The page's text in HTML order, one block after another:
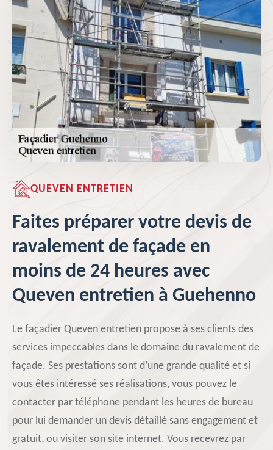
QUEVEN ENTRETIEN
Faites préparer votre devis de
ravalement de façade en
moins de 24 heures avec
Queven entretien à Guehenno
Le façadier Queven entretien propose à ses clients des
services impeccables dans le domaine du ravalement de
façade. Ses prestations sont d’une grande qualité et si
vous êtes intéressé ses réalisations, vous pouvez le
contacter par téléphone pendant les heures de bureau
pour lui demander un devis détaillé sans engagement et
gratuit, ou visiter son site internet. Vous recevrez par